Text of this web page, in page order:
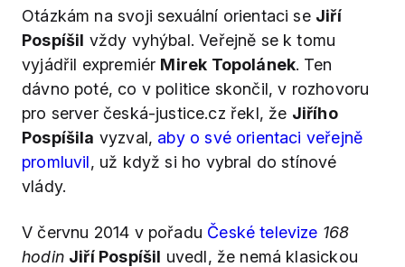
Otázkám na svoji sexuální orientaci se Jiří
Pospíšil vždy vyhýbal. Veřejně se k tomu
vyjádřil expremiér Mirek Topolánek. Ten
dávno poté, co v politice skončil, v rozhovoru
pro server česká-justice.cz řekl, že Jiřího
Pospíšila vyzval, aby o své orientaci veřejně
promluvil, už když si ho vybral do stínové
vlády.
V červnu 2014 v pořadu České televize 168
hodin Jiří Pospíšil uvedl, že nemá klasickou